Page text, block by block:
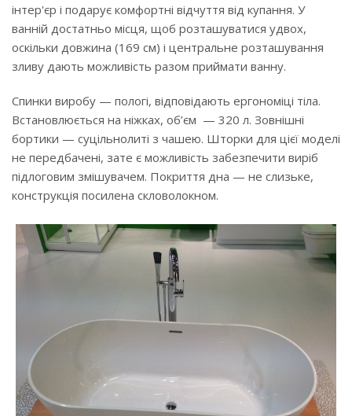
інтер'єр і подарує комфортні відчуття від купання. У
ванній достатньо місця, щоб розташуватися удвох,
оскільки довжина (169 см) і центральне розташування
зливу дають можливість разом приймати ванну.
Спинки виробу — пологі, відповідають ергономіці тіла.
Встановлюється на ніжках, об’єм — 320 л. Зовнішні
бортики — суцільнолиті з чашею. Шторки для цієї моделі
не передбачені, зате є можливість забезпечити виріб
підлоговим змішувачем. Покриття дна — не слизьке,
конструкція посилена скловолокном.